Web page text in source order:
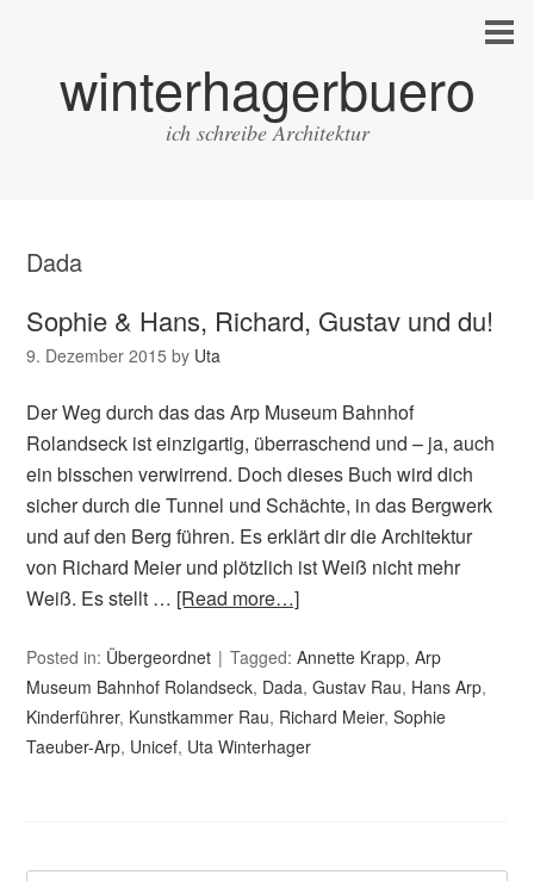
winterhagerbuero
ich schreibe Architektur
Dada
Sophie & Hans, Richard, Gustav und du!
9. Dezember 2015 by Uta
Der Weg durch das das Arp Museum Bahnhof
Rolandseck ist einzigartig, überraschend und – ja, auch
ein bisschen verwirrend. Doch dieses Buch wird dich
sicher durch die Tunnel und Schächte, in das Bergwerk
und auf den Berg führen. Es erklärt dir die Architektur
von Richard Meier und plötzlich ist Weiß nicht mehr
Weiß. Es stellt … [Read more…]
Posted in: Übergeordnet Tagged:Annette Krapp,Arp
Museum Bahnhof Rolandseck, Dada,Gustav Rau, Hans Arp,
Kinderführer, Kunstkammer Rau, Richard Meier,Sophie
Taeuber-Arp, Unicef, Uta Winterhager